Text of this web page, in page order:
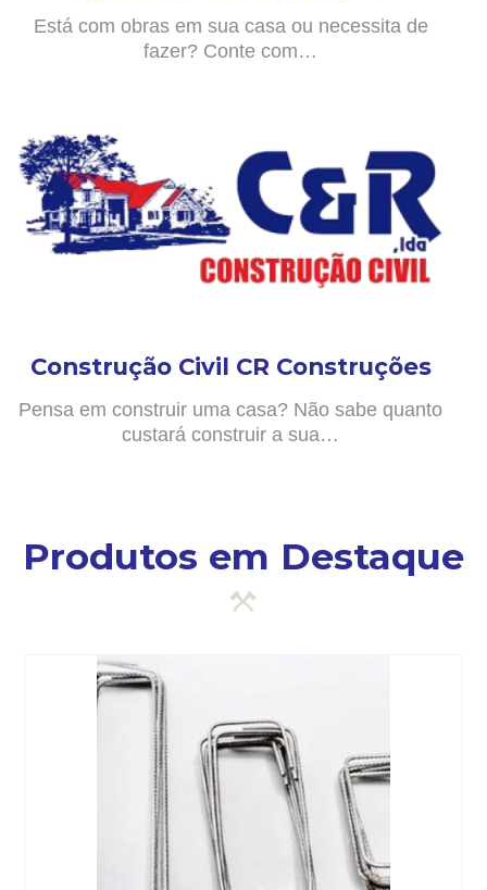
Está com obras em sua casa ou necessita de
fazer? Conte com…
Construção Civil CR Construções
Pensa em construir uma casa? Não sabe quanto
custará construir a sua…
Produtos em Destaque